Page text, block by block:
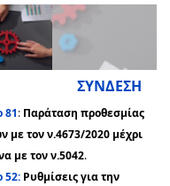
ΣΥΝΔΕΣΗ
81: Παράταση προθεσμίας
με τον ν.4673/2020 μέχρι
με τον ν.5042.
52: Ρυθμίσεις για την